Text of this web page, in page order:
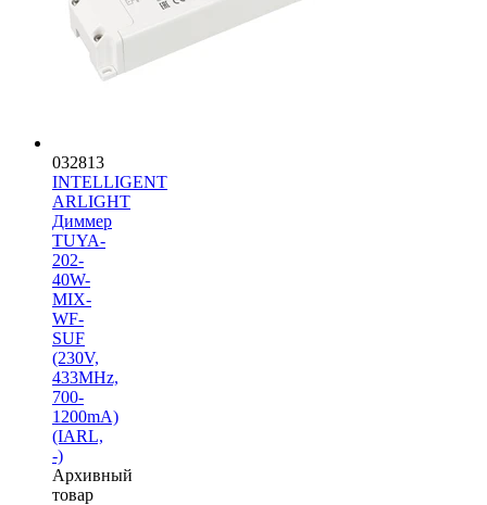
032813
INTELLIGENT
ARLIGHT
Диммер
TUYA-
202-
40W-
MIX-
WF-
SUF
(230V,
433MHz,
700-
1200mA)
(IARL,
-)
Архивный
товар